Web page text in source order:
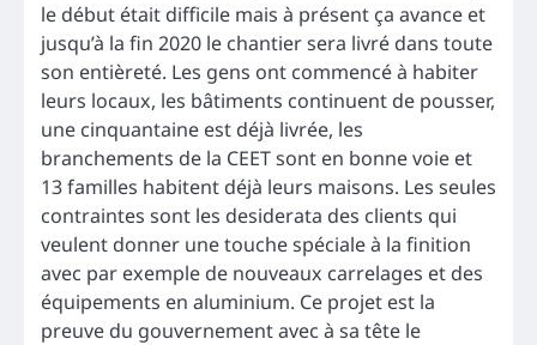
le début était difficile mais à présent ça avance et
jusqu’à la fin 2020 le chantier sera livré dans toute
son entièreté. Les gens ont commencé à habiter
leurs locaux, les bâtiments continuent de pousser,
une cinquantaine est déjà livrée, les
branchements de la CEET sont en bonne voie et
13 familles habitent déjà leurs maisons. Les seules
contraintes sont les desiderata des clients qui
veulent donner une touche spéciale à la finition
avec par exemple de nouveaux carrelages et des
équipements en aluminium. Ce projet est la
preuve du gouvernement avec à sa tête le